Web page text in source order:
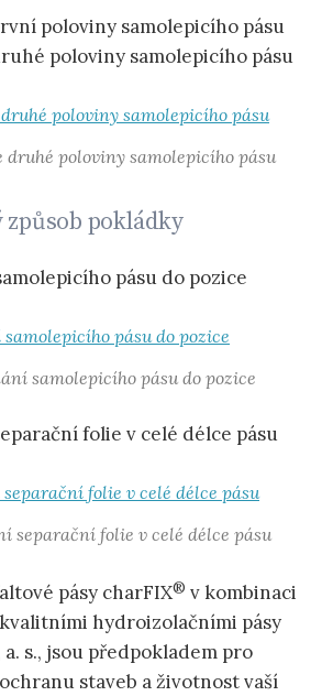
poloviny samolepicího pásu
poloviny samolepicího pásu
druhé poloviny samolepicího pásu
způsob pokládky
pásu do pozice
samolepicího pásu do pozice
folie v celé délce pásu
separační folie v celé délce pásu
pásy charFIX® v kombinaci
hydroizolačními pásy
s., jsou předpokladem pro
staveb a životnost vaší